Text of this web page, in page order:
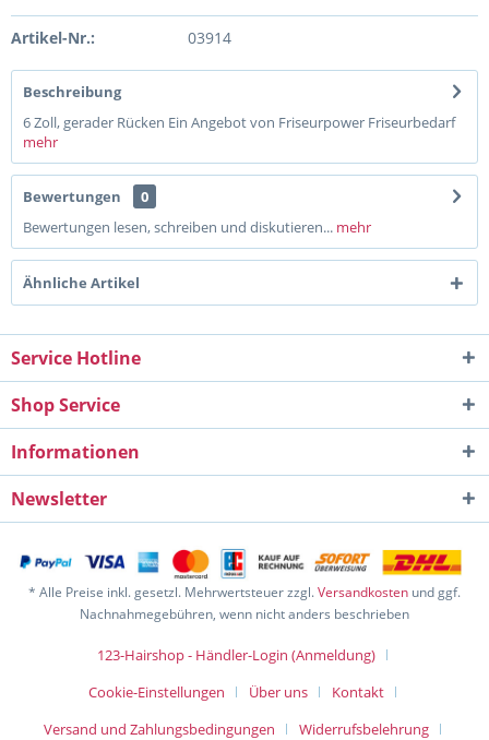
Artikel-Nr.: 03914
Beschreibung
6 Zoll, gerader Rücken Ein Angebot von Friseurpower Friseurbedarf
mehr
Bewertungen
0
Bewertungen lesen, schreiben und diskutieren... mehr
Ähnliche Artikel
Service Hotline
Shop Service
Informationen
Newsletter
* Alle Preise inkl. gesetzl. Mehrwertsteuer zzgl.Versandkosten und ggf.
Nachnahmegebühren, wenn nicht anders beschrieben
123-Hairshop - Händler-Login (Anmeldung)
Cookie-Einstellungen
Über uns
Kontakt
Versand und Zahlungsbedingungen
Widerrufsbelehrung